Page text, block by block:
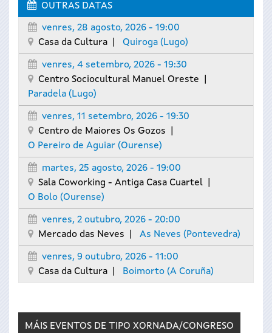
OUTRAS DATAS
venres, 28 agosto, 2026 - 19:00
Casa da Cultura
Quiroga (Lugo)
venres, 4 setembro, 2026 - 19:30
Centro Sociocultural Manuel Oreste
Paradela (Lugo)
venres, 11 setembro, 2026 - 19:30
Centro de Maiores Os Gozos
O Pereiro de Aguiar (Ourense)
martes, 25 agosto, 2026 - 19:00
Sala Coworking - Antiga Casa Cuartel
O Bolo (Ourense)
venres, 2 outubro, 2026 - 20:00
Mercado das Neves
As Neves (Pontevedra)
venres, 9 outubro, 2026 - 11:00
Casa da Cultura
Boimorto (A Coruña)
MÁIS EVENTOS DE TIPO XORNADA/CONGRESO